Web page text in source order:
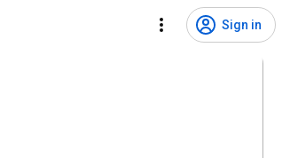
Sign in